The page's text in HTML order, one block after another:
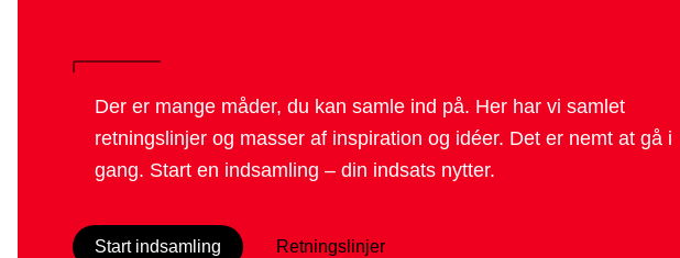
Der er mange måder, du kan samle ind på. Her har vi samlet
retningslinjer og masser af inspiration og idéer. Det er nemt at gå i
gang. Start en indsamling – din indsats nytter.
Start indsamling Retningslinjer